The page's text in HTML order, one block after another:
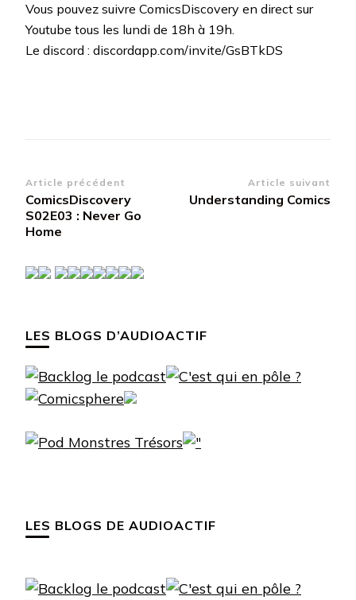
Vous pouvez suivre ComicsDiscovery en direct sur
Youtube tous les lundi de 18h à 19h.
Le discord : discordapp.com/invite/GsBTkDS
Navigation
d’article
Article précédent
ComicsDiscovery
S02E03 : Never Go
Home
Article suivant
Understanding Comics
LES BLOGS D’AUDIOACTIF
LES BLOGS DE AUDIOACTIF